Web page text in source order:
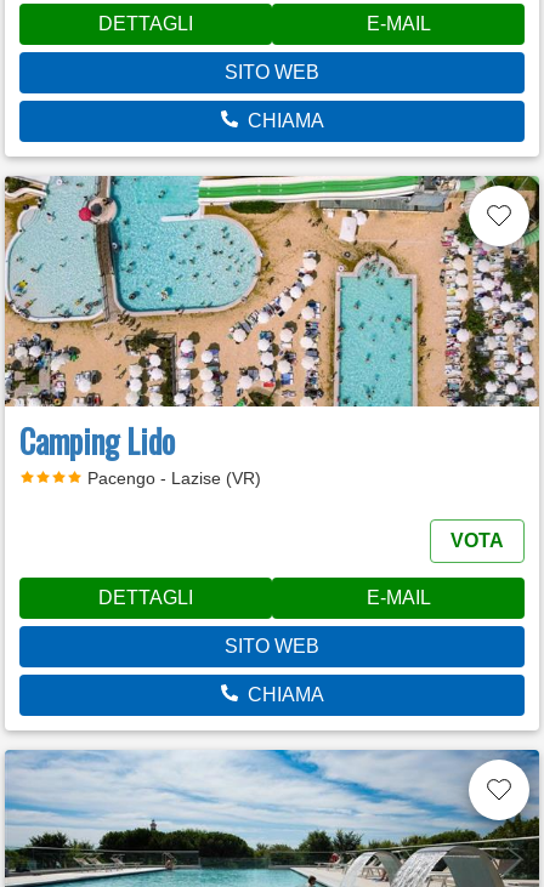
DETTAGLI E-MAIL
SITO WEB
CHIAMA
Camping Lido
Pacengo - Lazise (VR)
VOTA
DETTAGLI E-MAIL
SITO WEB
CHIAMA